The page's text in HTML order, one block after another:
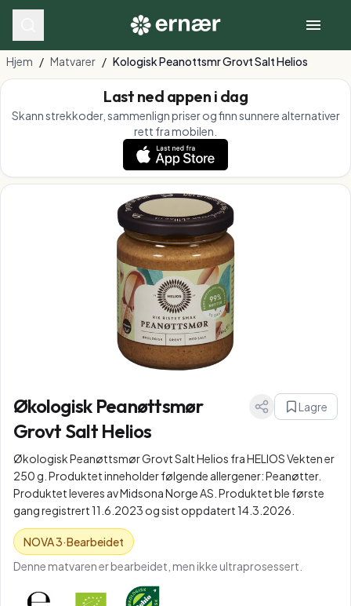
Hjem / Matvarer / Kologisk Peanottsmr Grovt Salt Helios
Last ned appen i dag
Skann strekkoder, sammenlign priser og finn sunnere alternativer
rett fra mobilen.
Økologisk Peanøttsmør
Grovt Salt Helios
Lagre
Økologisk Peanøttsmør Grovt Salt Helios fra HELIOS Vekten er
250 g. Produktet inneholder følgende allergener: Peanøtter.
Produktet leveres av Midsona Norge AS. Produktet ble første
gang registrert 11.6.2023 og sist oppdatert 14.3.2026.
NOVA3·Bearbeidet
Denne matvaren er bearbeidet, men ikke ultraprosessert.